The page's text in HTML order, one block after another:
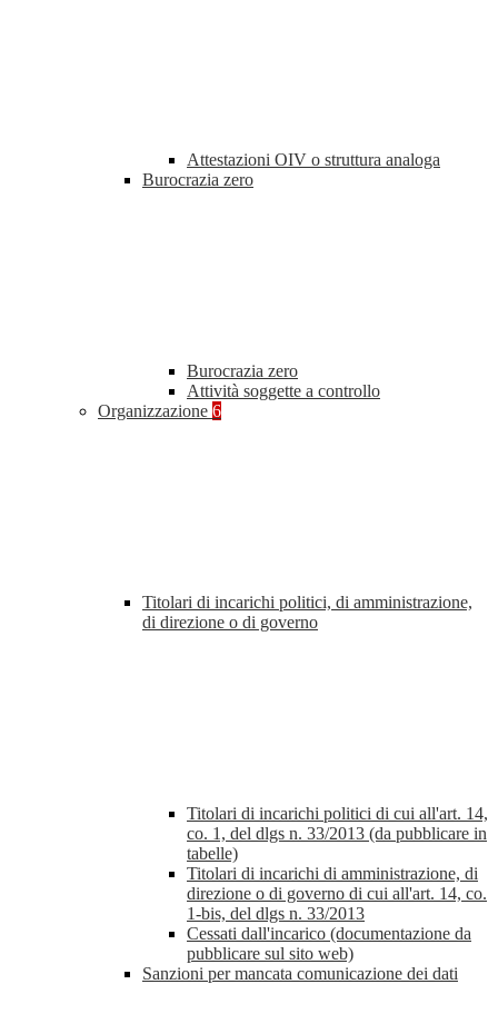
Attestazioni OIV o struttura analoga
Burocrazia zero
Burocrazia zero
Attività soggette a controllo
Organizzazione 6
Titolari di incarichi politici, di amministrazione,
di direzione o di governo
Titolari di incarichi politici di cui all'art. 14,
co. 1, del dlgs n. 33/2013 (da pubblicare in
tabelle)
Titolari di incarichi di amministrazione, di
direzione o di governo di cui all'art. 14, co.
1-bis, del dlgs n. 33/2013
Cessati dall'incarico (documentazione da
pubblicare sul sito web)
Sanzioni per mancata comunicazione dei dati